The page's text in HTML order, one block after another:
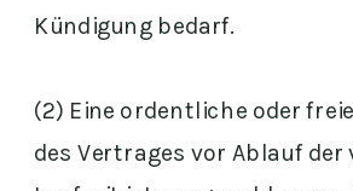
Kündigung bedarf.
(2) Eine ordentliche oder
des Vertrages vor Ablauf